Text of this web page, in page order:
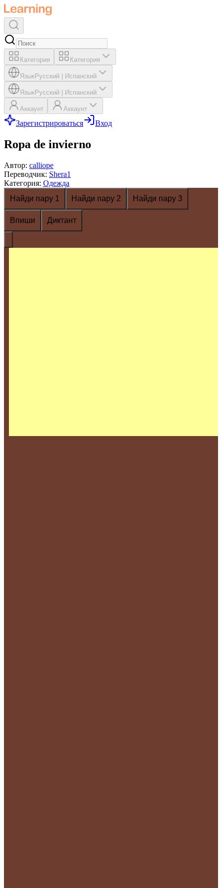
Категория Категория
ЯзыкРусский Испанский
ЯзыкРусский Испанский
Аккаунт Аккаунт
Зарегистрироваться Вход
Ropa de invierno
Автор: calliope
Переводчик: Shera1
Категория: Одежда
Найди пару 1
Найди пару 2 Найди пару 3
Впиши Диктант